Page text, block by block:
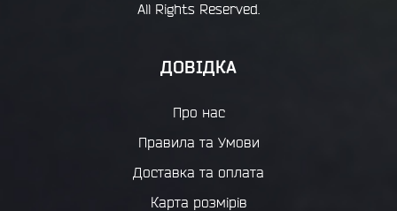
All Rights Reserved.
ДОВІДКА
Про нас
Правила та Умови
Доставка та оплата
Карта розмірів